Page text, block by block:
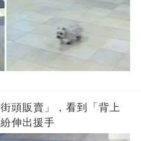
頭販賣」，看到「背上
伸出援手